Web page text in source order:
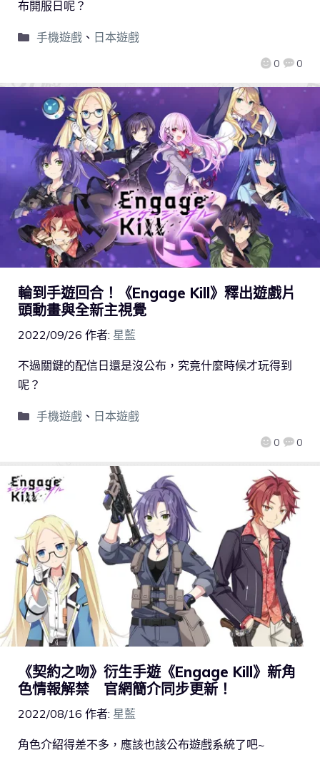
0 0
布開服日呢？
手機遊戲、 日本遊戲
輪到手遊回合！《Engage Kill》釋出遊戲片
頭動畫與全新主視覺
2022/09/26 作者: 星藍
0 0
不過關鍵的配信日還是沒公布，究竟什麼時候才玩得到
呢？
手機遊戲、 日本遊戲
《契約之吻》衍生手遊《Engage Kill》新角
色情報解禁 官網簡介同步更新！
2022/08/16 作者: 星藍
角色介紹得差不多，應該也該公布遊戲系統了吧~